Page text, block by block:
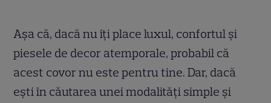
Așa că, dacă nu îți place luxul, confortul și
piesele de decor atemporale, probabil că
acest covor nu este pentru tine. Dar, dacă
ești în căutarea unei modalități simple și